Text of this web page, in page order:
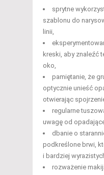
sprytne
szablonu do
linii,
kreski, aby znaleźć
oko,
pamiętanie, że
optycznie unieść
otwierając
regularne
uwagę od
dbanie o
podkreślone brwi,
i bardziej
rozważenie